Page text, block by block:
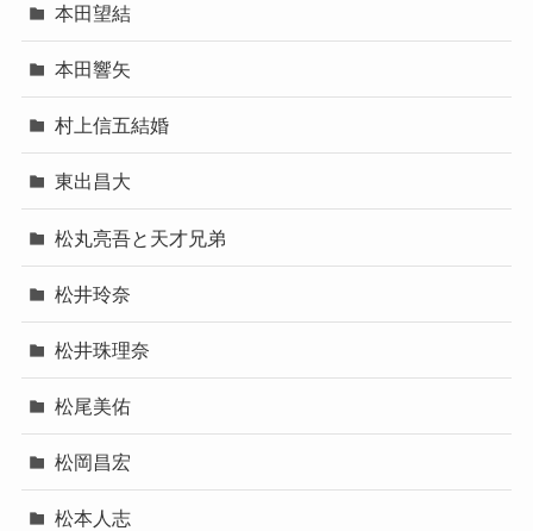
本田望結
本田響矢
村上信五結婚
東出昌大
松丸亮吾と天才兄弟
松井玲奈
松井珠理奈
松尾美佑
松岡昌宏
松本人志